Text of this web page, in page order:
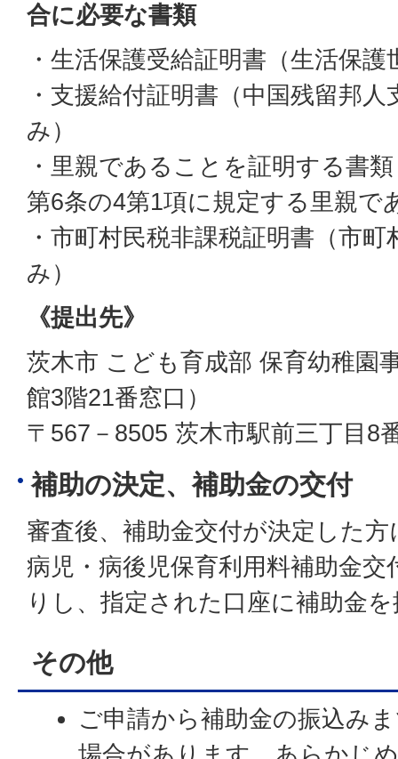
合に必要な書類
・生活保護受給証明書（生活保護
・支援給付証明書（中国残留邦
み）
・里親であることを証明する書
第6条の4第1項に規定する里親で
・市町村民税非課税証明書（市
み）
《提出先》
茨木市 こども育成部 保育幼稚園
館3階21番窓口）
〒567－8505 茨木市駅前三丁目8
補助の決定、補助金の交付
審査後、補助金交付が決定した
病児・病後児保育利用料補助金
りし、指定された口座に補助金
その他
ご申請から補助金の振込み